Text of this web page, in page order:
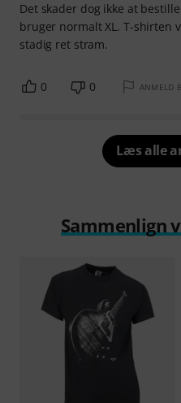
Det skader dog ikke at
bruger normalt XL. T-shirten
stadig ret stram.
0 0 ANMELD
Læs alle
Sammenlign